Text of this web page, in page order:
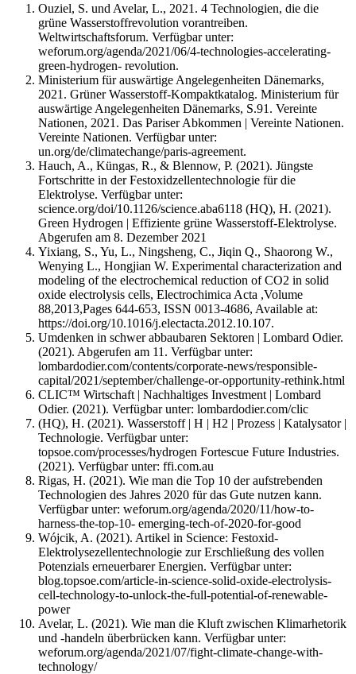
Ouziel, S. und Avelar, L., 2021. 4 Technologien, die die
grüne Wasserstoffrevolution vorantreiben.
Weltwirtschaftsforum. Verfügbar unter:
weforum.org/agenda/2021/06/4-technologies-accelerating-
green-hydrogen- revolution.
Ministerium für auswärtige Angelegenheiten Dänemarks,
2021. Grüner Wasserstoff-Kompaktkatalog. Ministerium für
auswärtige Angelegenheiten Dänemarks, S.91. Vereinte
Nationen, 2021. Das Pariser Abkommen | Vereinte Nationen.
Vereinte Nationen. Verfügbar unter:
un.org/de/climatechange/paris-agreement.
Hauch, A., Küngas, R., & Blennow, P. (2021). Jüngste
Fortschritte in der Festoxidzellentechnologie für die
Elektrolyse. Verfügbar unter:
science.org/doi/10.1126/science.aba6118 (HQ), H. (2021).
Green Hydrogen | Effiziente grüne Wasserstoff-Elektrolyse.
Abgerufen am 8. Dezember 2021
Yixiang, S., Yu, L., Ningsheng, C., Jiqin Q., Shaorong W.,
Wenying L., Hongjian W. Experimental characterization and
modeling of the electrochemical reduction of CO2 in solid
oxide electrolysis cells, Electrochimica Acta ,Volume
88,2013,Pages 644-653, ISSN 0013-4686, Available at:
https://doi.org/10.1016/j.electacta.2012.10.107.
Umdenken in schwer abbaubaren Sektoren | Lombard Odier.
(2021). Abgerufen am 11. Verfügbar unter:
lombardodier.com/contents/corporate-news/responsible-
capital/2021/september/challenge-or-opportunity-rethink.html
CLIC™ Wirtschaft | Nachhaltiges Investment | Lombard
Odier. (2021). Verfügbar unter: lombardodier.com/clic
(HQ), H. (2021). Wasserstoff | H | H2 | Prozess | Katalysator |
Technologie. Verfügbar unter:
topsoe.com/processes/hydrogen Fortescue Future Industries.
(2021). Verfügbar unter: ffi.com.au
Rigas, H. (2021). Wie man die Top 10 der aufstrebenden
Technologien des Jahres 2020 für das Gute nutzen kann.
Verfügbar unter: weforum.org/agenda/2020/11/how-to-
harness-the-top-10- emerging-tech-of-2020-for-good
Wójcik, A. (2021). Artikel in Science: Festoxid-
Elektrolysezellentechnologie zur Erschließung des vollen
Potenzials erneuerbarer Energien. Verfügbar unter:
blog.topsoe.com/article-in-science-solid-oxide-electrolysis-
cell-technology-to-unlock-the-full-potential-of-renewable-
power
Avelar, L. (2021). Wie man die Kluft zwischen Klimarhetorik
und -handeln überbrücken kann. Verfügbar unter:
weforum.org/agenda/2021/07/fight-climate-change-with-
technology/